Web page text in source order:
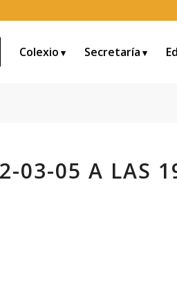
Colexio Secretaría
03-05 A LAS